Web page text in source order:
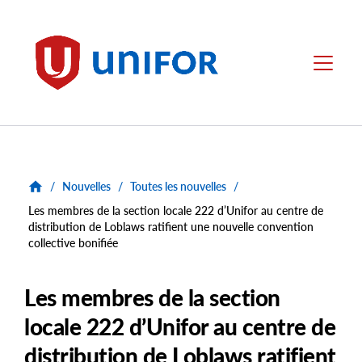
Unifor Menu
/ Nouvelles / Toutes les nouvelles /
Les membres de la section locale 222 d’Unifor au centre de
distribution de Loblaws ratifient une nouvelle convention
collective bonifiée
Les membres de la section
locale 222 d’Unifor au centre de
distribution de Loblaws ratifient